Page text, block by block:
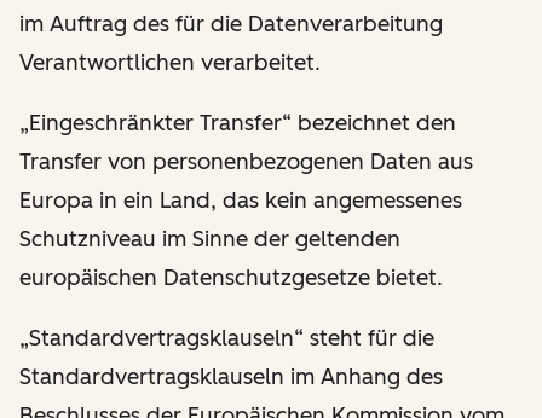
im Auftrag des für die Datenverarbeitung
Verantwortlichen verarbeitet.
„Eingeschränkter Transfer“ bezeichnet den
Transfer von personenbezogenen Daten aus
Europa in ein Land, das kein angemessenes
Schutzniveau im Sinne der geltenden
europäischen Datenschutzgesetze bietet.
„Standardvertragsklauseln“ steht für die
Standardvertragsklauseln im Anhang des